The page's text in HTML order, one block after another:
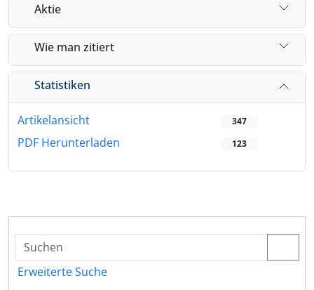
Aktie
Wie man zitiert
Statistiken
Artikelansicht 347
PDF Herunterladen 123
Erweiterte Suche